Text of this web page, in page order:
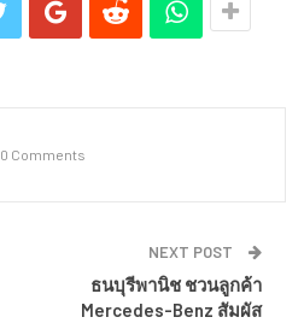
0 Comments
NEXT POST
ธนบุรีพานิช ชวนลูกค้า
Mercedes-Benz สัมผัส